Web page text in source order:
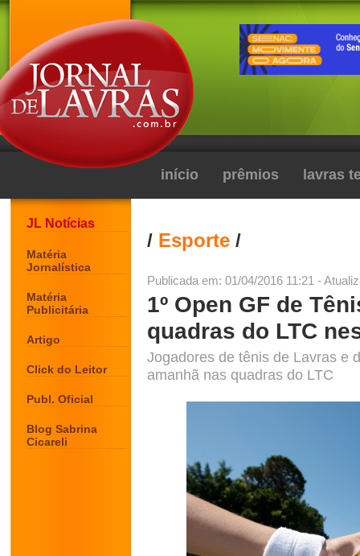
início prêmios lavras
JL Notícias
Matéria
Jornalística
Matéria
Publicitária
Artigo
Click do Leitor
Publ. Oficial
Blog Sabrina
Cicareli
/ Esporte /
Publicada em: 01/04/2016 11:21 -
1º Open GF de
quadras do LTC
Jogadores de tênis de Lavras e
amanhã nas quadras do LTC